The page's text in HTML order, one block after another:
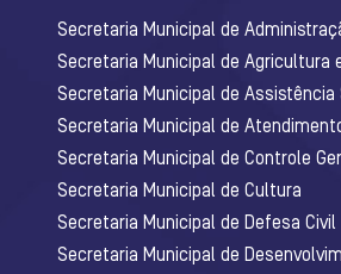
Secretaria Municipal de
Secretaria Municipal de Agricultura
Secretaria Municipal de Assistência
Secretaria Municipal de
Secretaria Municipal de Controle
Secretaria Municipal de Cultura
Secretaria Municipal de Defesa Civil
Secretaria Municipal de